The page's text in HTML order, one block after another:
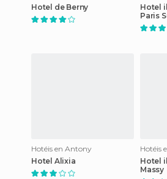
Hotel de Berny
Hotel
Paris
Hotéis en Antony
Hotel Alixia
Hotéis
Hotel
Massy